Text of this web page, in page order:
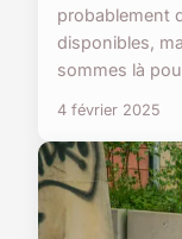
probablement
disponibles,
sommes là
4 février 2025